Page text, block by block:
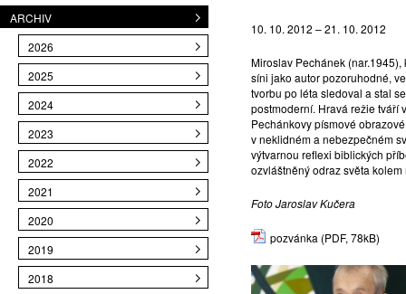
ARCHIV
2026
2025
2024
2023
2022
2021
2020
2019
2018
10. 10. 2012 – 21. 10. 2012
Miroslav Pechánek
síni jako autor pozoruhodné,
tvorbu po léta sledoval a stal
postmoderní. Hravá režie tváří
Pechánkovy písmové
v neklidném a nebezpečném
výtvarnou reflexi biblických
ozvláštněný odraz světa
Foto Jaroslav Kučera
pozvánka (PDF, 78kB)